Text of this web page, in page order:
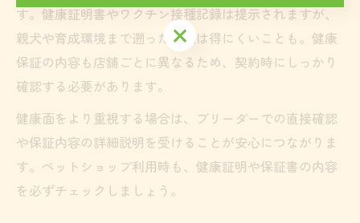
す。健康証明書やワクチン接種記録は提示されますが、
親犬や育成環境まで遡った情報は得にくいことも。健康
保証の内容も店舗ごとに異なるため、契約時にしっかり
確認する必要があります。
健康面をより重視する場合は、ブリーダーでの直接確認
や保証内容の詳細説明を受けることが安心につながりま
す。ペットショップ利用時も、健康証明や保証書の内容
を必ずチェックしましょう。
見学予約は公式LINEから